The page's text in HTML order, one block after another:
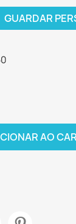
GUARDAR
AO